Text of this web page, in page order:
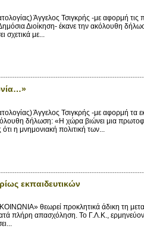
Άγγελος Τσιγκρής -με αφορμή τις
Διοίκηση- έκανε την ακόλουθη
σχετικά με...
Άγγελος Τσιγκρής -με αφορμή τα
δήλωση: «Η χώρα βιώνει μια
η μνημονιακή πολιτική των...
εκπαιδευτικών
θεωρεί προκλητικά άδικη τη
κατά πλήρη απασχόληση. Το Γ.Λ.Κ.,